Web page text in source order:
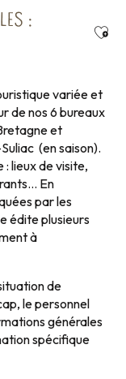
:
variée et
de nos 6 bureaux
et
(en saison).
lieux de visite,
En
par les
édite plusieurs
à
de
le personnel
générales
spécifique